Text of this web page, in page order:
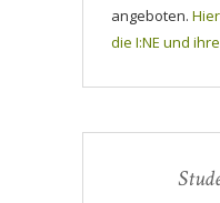
angeboten.
die I:NE und